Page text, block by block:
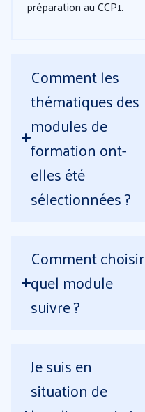
préparation au CCP1.
Comment les
thématiques des
modules de
formation ont-
elles été
sélectionnées ?
Comment choisir
quel module
suivre ?
Je suis en
situation de